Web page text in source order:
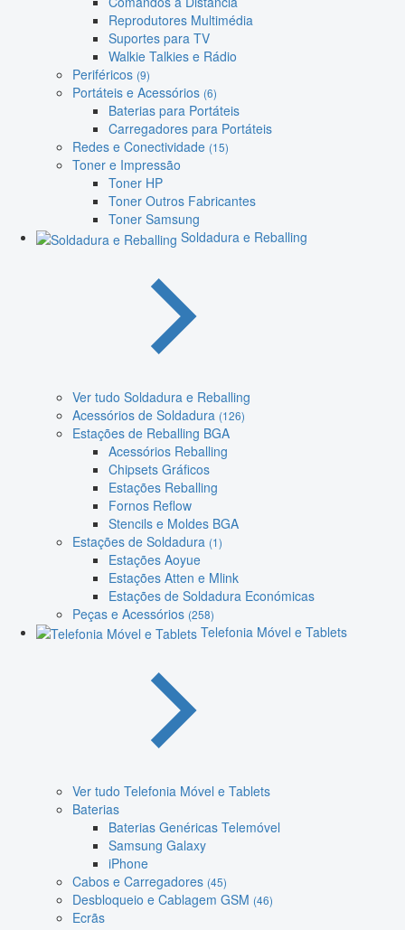
Reprodutores Multimédia
Suportes para TV
Walkie Talkies e Rádio
Periféricos (9)
Portáteis e Acessórios (6)
Baterias para Portáteis
Carregadores para Portáteis
Redes e Conectividade (15)
Toner e Impressão
Toner HP
Toner Outros Fabricantes
Toner Samsung
Soldadura e Reballing
Ver tudo Soldadura e Reballing
Acessórios de Soldadura (126)
Estações de Reballing BGA
Acessórios Reballing
Chipsets Gráficos
Estações Reballing
Fornos Reflow
Stencils e Moldes BGA
Estações de Soldadura (1)
Estações Aoyue
Estações Atten e Mlink
Estações de Soldadura Económicas
Peças e Acessórios (258)
Telefonia Móvel e Tablets
Ver tudo Telefonia Móvel e Tablets
Baterias
Baterias Genéricas Telemóvel
Samsung Galaxy
iPhone
Cabos e Carregadores (45)
Desbloqueio e Cablagem GSM (46)
Ecrãs